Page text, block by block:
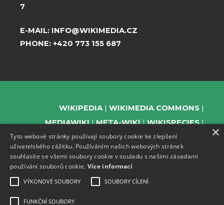
7
E-MAIL: INFO@WIKIMEDIA.CZ
PHONE: +420 773 155 687
WIKIPEDIA
WIKIMEDIA COMMONS
MEDIAWIKI
META-WIKI
WIKISPECIES
WIKIBOOKS
WIKIDATA
WIKIMANIA
WIKISOURCE
WIKIVERSITY
×
Tyto webové stránky používají soubory cookie ke zlepšení
uživatelského zážitku. Používáním našich webových stránek
souhlasíte se všemi soubory cookie v souladu s našimi zásadami
používání souborů cookie. Více informací
VÝKONOVÉ SOUBORY SOUBORY CÍLENÍ
FUNKČNÍ SOUBORY